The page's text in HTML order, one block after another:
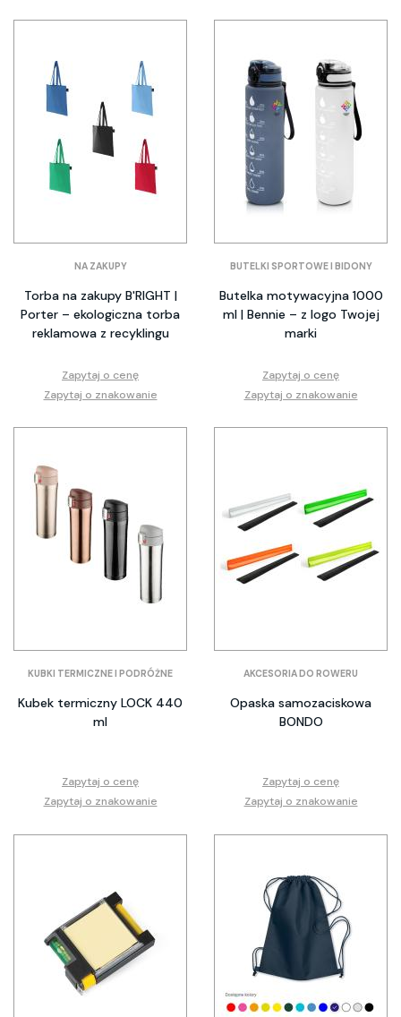
NA ZAKUPY
Torba na zakupy B'RIGHT |
Porter – ekologiczna torba
reklamowa z recyklingu
Zapytaj o cenę
Zapytaj o znakowanie
BUTELKI SPORTOWE I BIDONY
Butelka motywacyjna 1000
ml | Bennie – z logo Twojej
marki
Zapytaj o cenę
Zapytaj o znakowanie
KUBKI TERMICZNE I PODRÓŻNE
Kubek termiczny LOCK 440
ml
Zapytaj o cenę
Zapytaj o znakowanie
AKCESORIA DO ROWERU
Opaska samozaciskowa
BONDO
Zapytaj o cenę
Zapytaj o znakowanie